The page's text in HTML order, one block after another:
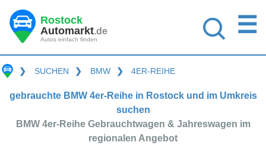
Rostock
Automarkt.de
Autos einfach finden
☰
❯ SUCHEN ❯ BMW ❯ 4ER-REIHE
gebrauchte BMW 4er-Reihe in Rostock und im Umkreis
suchen
BMW 4er-Reihe Gebrauchtwagen & Jahreswagen im
regionalen Angebot